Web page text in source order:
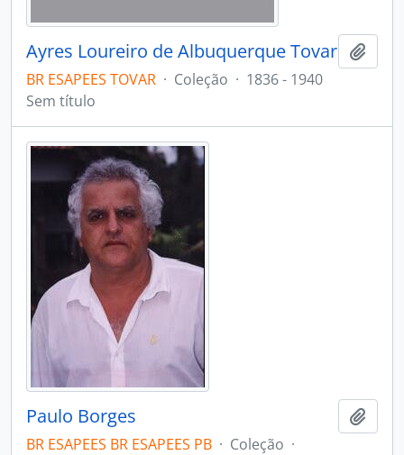
Ayres Loureiro de Albuquerque Tovar
BR ESAPEES TOVAR · Coleção · 1836 - 1940
Sem título
Paulo Borges
BR ESAPEES BR ESAPEES PB · Coleção ·